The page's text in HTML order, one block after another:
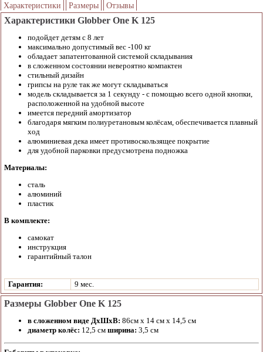
Характеристики Размеры Отзывы
Характеристики Globber One K 125
подойдет детям с 8 лет
максимально допустимый вес -100 кг
обладает запатентованной системой складывания
в сложенном состоянии невероятно компактен
стильный дизайн
грипсы на руле так же могут складываться
модель складывается за 1 секунду - с помощью всего одной кнопки,
расположенной на удобной высоте
имеется передний амортизатор
благодаря мягким полиуретановым колёсам, обеспечивается плавный
ход
алюминиевая дека имеет противоскользящее покрытие
для удобной парковки предусмотрена подножка
Материалы:
сталь
алюминий
пластик
В комплекте:
самокат
инструкция
гарантийный талон
Гарантия: 9 мес.
Размеры Globber One K 125
в сложенном виде ДхШхВ: 86см х 14 см х 14,5 см
диаметр колёс: 12,5 см ширина: 3,5 см